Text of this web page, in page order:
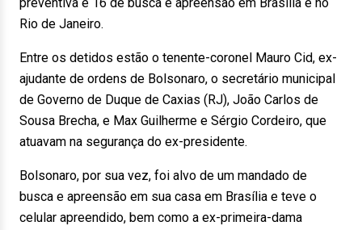
Rio de Janeiro.
Entre os detidos estão o tenente-coronel Mauro Cid, ex-
ajudante de ordens de Bolsonaro, o secretário municipal
de Governo de Duque de Caxias (RJ), João Carlos de
Sousa Brecha, e Max Guilherme e Sérgio Cordeiro, que
atuavam na segurança do ex-presidente.
Bolsonaro, por sua vez, foi alvo de um mandado de
busca e apreensão em sua casa em Brasília e teve o
celular apreendido, bem como a ex-primeira-dama